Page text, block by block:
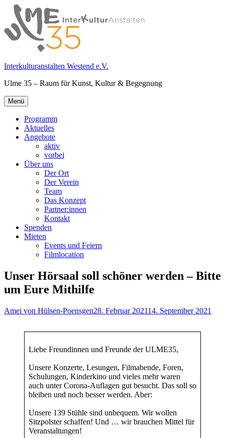
Springe
zum
Inhalt
Interkulturanstalten Westend e.V.
Ulme 35 – Raum für Kunst, Kultur & Begegnung
Primäres
Menü
Menü
Programm
Aktuelles
Angebote
aktiv
vorbei
Über uns
Der Ort
Der Verein
Team
Das Konzept
Partner:innen
Kontakt
Spenden
Mieten
Events und Feiern
Filmlocation
Unser Hörsaal soll schöner werden – Bitte
um Eure Mithilfe
Autor
Amei von Hülsen-PoensgenVeröffentlicht
28. Februar 202114. September 2021
Liebe Freundinnen und Freunde der ULME35,
Unsere Konzerte, Lesungen, Filmabende, Foren,
Schulungen, Kinderkino und vieles mehr waren
auch unter Corona-Auflagen gut besucht. Das soll so
bleiben und noch besser werden. Aber:
Unsere 139 Stühle sind unbequem. Wir wollen
Sitzpolster schaffen! Und … wir brauchen Mittel für
Veranstaltungen!